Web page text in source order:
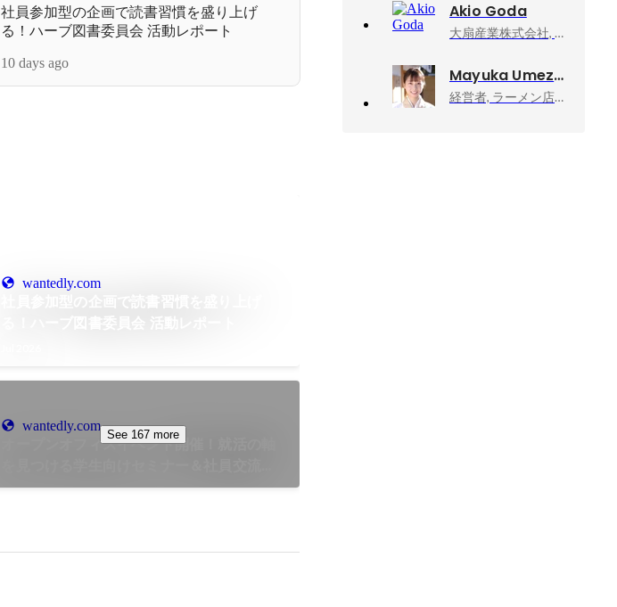
社員参加型の企画で読書習慣を盛り上げ
る！ハーブ図書委員会 活動レポート
10 days ago
wantedly.com
wantedly.com
オープンオフィスイベント開催！就活の軸
をご紹介
See 167 more
Akio Goda
大扇産業株式会社, 代表取締役
Mayuka Umezawa
経営者, ラーメン店店主